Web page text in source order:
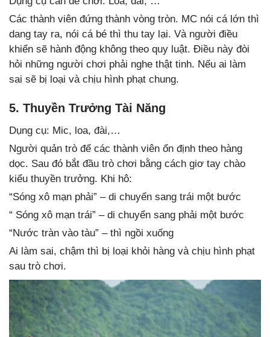
Các thành viên đứng thành vòng tròn. MC nói cá lớn thì
dang tay ra, nói cá bé thì thu tay lại. Và người điều
khiển sẽ hành động không theo quy luật. Điều này đòi
hỏi những người chơi phải nghe thật tinh. Nếu ai làm
sai sẽ bị loại và chịu hình phạt chung.
5. Thuyền Trưởng Tài Năng
Dụng cụ: Mic, loa, đài,…
Người quản trò để các thành viên ổn định theo hàng
dọc. Sau đó bắt đầu trò chơi bằng cách giơ tay chào
kiểu thuyền trưởng. Khi hô:
“Sóng xô mạn phải” – di chuyển sang trái một bước
“ Sóng xô mạn trái” – di chuyển sang phải một bước
“Nước tràn vào tàu” – thì ngồi xuống
Ai làm sai, chậm thì bị loại khỏi hàng và chịu hình phạt
sau trò chơi.